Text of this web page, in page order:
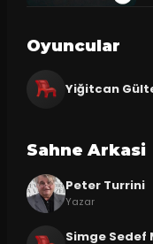
Oyuncular
Yiğitcan
Sahne Arkasi
Peter Turrini
Yazar
Simge Sedef